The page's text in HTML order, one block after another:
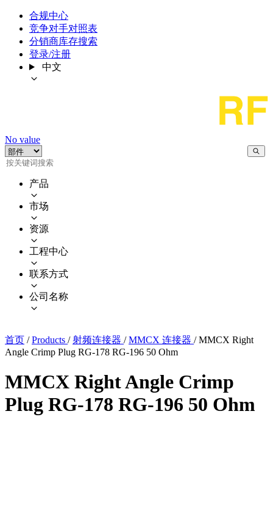
合规中心
竞争对手对照表
分销商库存搜索
登录/注册
中文
No value
产品
市场
资源
工程中心
联系方式
公司名称
首页 / Products / 射频连接器 / MMCX 连接器 / MMCX Right
Angle Crimp Plug RG-178 RG-196 50 Ohm
MMCX Right Angle Crimp
Plug RG-178 RG-196 50 Ohm